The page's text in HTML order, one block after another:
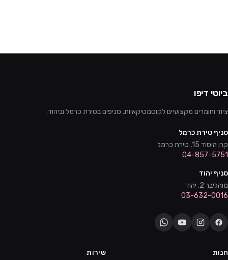
ביוטי דיפו
ציוד וחומרים מקצועיים לקוסמטיקאיות. סניפים בטירת כרמל וביהוד.
סניף טירת כרמל
קרן היסוד 15, טירת כרמל
04-857-5751
סניף יהוד
מוהליבר 2, יהוד
03-632-0016
חנות שירות